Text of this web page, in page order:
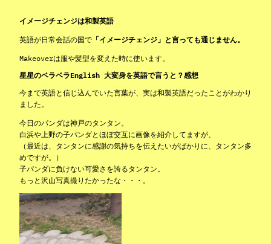
イメージチェンジは和製英語
英語が日常会話の国で 「イメージチェンジ」と言っても通じません。
Makeoverは服や髪型を変えた時に使います。
星星のベラベラEnglish 大変身を英語で言うと？感想
今まで英語と信じ込んでいた言葉が、実は和製英語だったことがわかり
ました。
今日のパンダは神戸のタンタン。
白浜や上野の子パンダとほぼ交互に画像を紹介してますが、
（最近は、タンタンに感謝の気持ちを伝えたいがばかりに、タンタン多
めですが。）
子パンダに負けない可愛さを誇るタンタン。
もっと沢山写真撮りたかったな・・・。